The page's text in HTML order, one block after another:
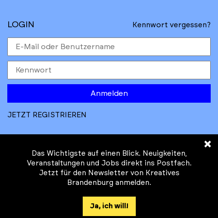
LOGIN Kennwort vergessen?
Anmelden
JETZT REGISTRIEREN
© Kreatives Brandenburg im Auftrag des
Ministeriums für
Klimaschutz des Landes Brandenburg
×
Das Wichtigste auf einen Blick. Neuigkeiten,
Veranstaltungen und Jobs direkt ins Postfach.
Jetzt für den Newsletter von Kreatives
Brandenburg anmelden.
Ja, ich will!